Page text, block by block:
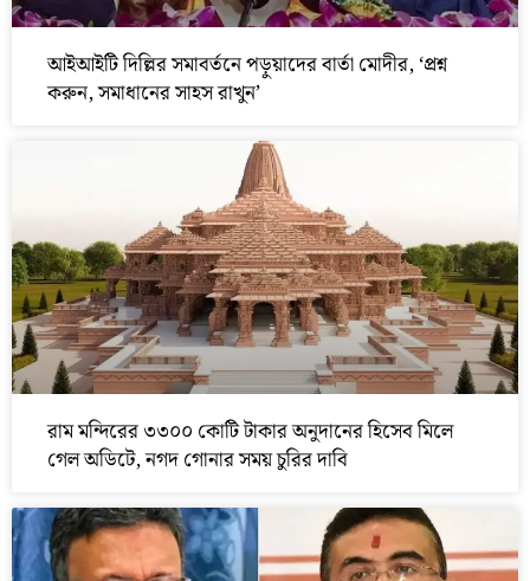
আইআইটি দিল্লির সমাবর্তনে পড়ুয়াদের বার্তা মোদীর, ‘প্রশ্ন
করুন, সমাধানের সাহস রাখুন’
রাম মন্দিরের ৩৩০০ কোটি টাকার অনুদানের হিসেব মিলে
গেল অডিটে, নগদ গোনার সময় চুরির দাবি